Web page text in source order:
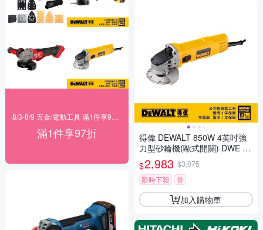
滿1件享97折
得偉 DEWALT 850W 4英吋強
力型砂輪機(歐式開關) DWE 82
00 S
$2,983 $3,075
限時下殺
券
加入購物車